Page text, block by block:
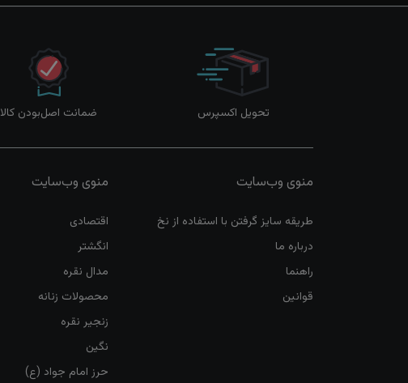
تحویل اکسپرس ضمانت اصل‌بودن کالا
منوی وب‌سایت
طریقه سایز گرفتن با استفاده از نخ
درباره ما
راهنما
قوانین
منوی وب‌سایت
اقتصادی
انگشتر
مدال نقره
محصولات زنانه
زنجیر نقره
نگین
حرز امام جواد (ع)